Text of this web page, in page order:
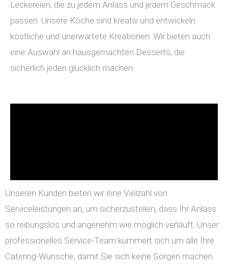
Leckereien, die zu jedem Anlass und jedem Geschmack
passen. Unsere Köche sind kreativ und entwickeln
köstliche und unerwartete Kreationen. Wir bieten auch
eine Auswahl an hausgemachten Desserts, die
sicherlich jeden glücklich machen.
Unseren Kunden bieten wir eine Vielzahl von
Serviceleistungen an, um sicherzustellen, dass Ihr Anlass
so reibungslos und angenehm wie möglich verläuft. Unser
professionelles Service-Team kümmert sich um alle Ihre
Catering-Wünsche, damit Sie sich keine Sorgen machen